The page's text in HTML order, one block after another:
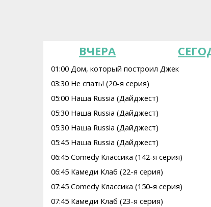
ВЧЕРА
01:00 Дом, который построил Джек
03:30 Не спать! (20-я серия)
05:00 Наша Russia (Дайджест)
05:30 Наша Russia (Дайджест)
05:30 Наша Russia (Дайджест)
05:45 Наша Russia (Дайджест)
06:45 Comedy Классика (142-я серия)
06:45 Камеди Клаб (22-я серия)
07:45 Comedy Классика (150-я серия)
07:45 Камеди Клаб (23-я серия)